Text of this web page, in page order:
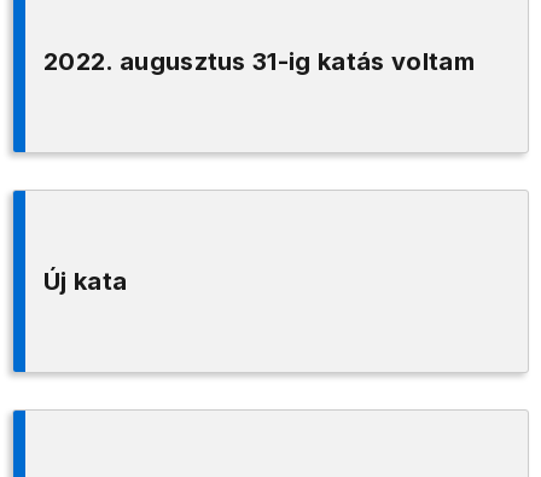
2022. augusztus 31-ig katás voltam
Új kata